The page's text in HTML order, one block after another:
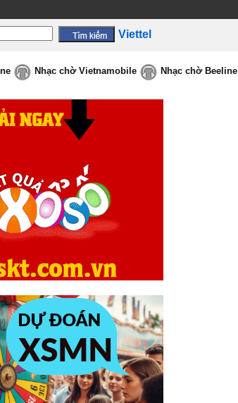
Viettel
Nhạc chờ Vietnamobile Nhạc chờ Beeline